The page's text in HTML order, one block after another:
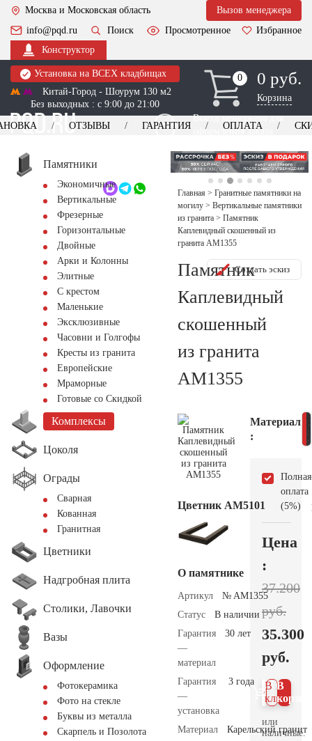
Москва и Московская область
Вызов менеджера
info@pqd.ru
Поиск Просмотренное
Избранное
Конструктор
Установка на ВСЕХ кладбищах
Китай-Город - Шоурум 130 м2
Без выходных : с 9:00 до 21:00
0
0 0 руб.
Корзина
Выезд менеджера для
оформления заказа
+7 (495) 518-44-23
Обратный звонок
ОТЗЫВЫ ГАРАНТИЯ ОПЛАТА
Памятники
Экономичные
Вертикальные
Фрезерные
Горизонтальные
Двойные
Арки и Колонны
Элитные
С крестом
Маленькие
Эксклюзивные
Часовни и Голгофы
Кресты из гранита
Европейские
Мраморные
Готовые со Скидкой
Комплексы
Цоколя
Ограды
Сварная
Кованная
Гранитная
Цветники
Надгробная плита
Столики, Лавочки
Вазы
Оформление
Фотокерамика
Фото на стекле
Буквы из металла
Скарпель и Позолота
Главная > Гранитные памятники на
могилу > Вертикальные памятники
из гранита > Памятник
Каплевидный скошенный из
гранита AM1355
Памятник
Каплевидный
скошенный
из гранита
AM1355
Создать эскиз
Цветник АМ5101
О памятнике
Артикул
№ AM1355
Статус
В наличии
Гарантия
—
материал
30 лет
Гарантия
—
установка
3 года
Материал
Карельский гранит
Материал
:
Полная
оплата
(5%)
Цена
:
37.200
руб.
35.300
руб.
В
В 1
клик
или
наличные.